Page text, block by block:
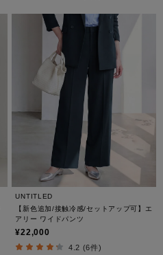
UNTITLED
【新色追加/接触冷感/セットアップ可】エ
アリー ワイドパンツ
¥22,000
4.2 (6件)